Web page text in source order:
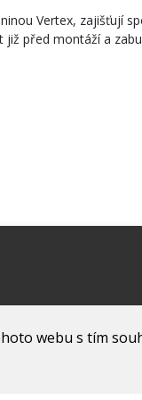
webu s tím
Vertex, zajišťují
před montáží a